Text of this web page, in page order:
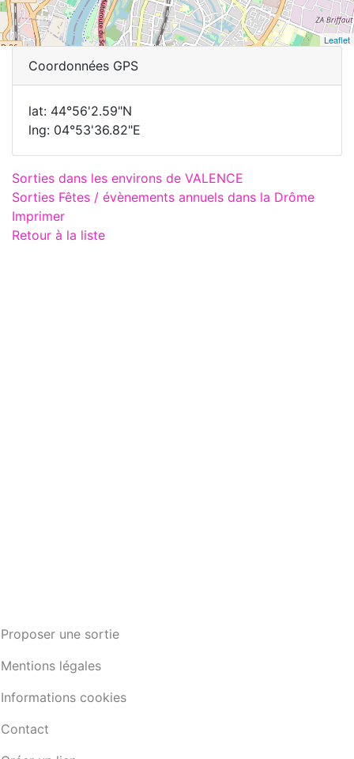
Leaflet
Coordonnées GPS
lat: 44°56'2.59"N
lng: 04°53'36.82"E
Sorties dans les environs de VALENCE
Sorties Fêtes / évènements annuels dans la Drôme
Imprimer
Retour à la liste
Proposer une sortie
Mentions légales
Informations cookies
Contact